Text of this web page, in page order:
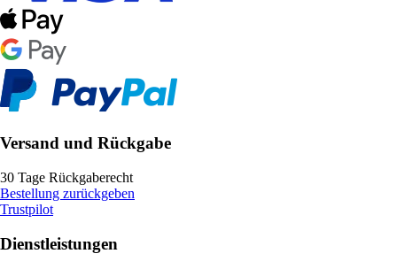
Versand und Rückgabe
30 Tage Rückgaberecht
Bestellung zurückgeben
Trustpilot
Dienstleistungen